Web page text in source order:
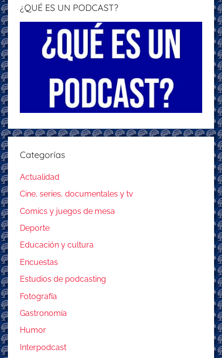
¿QUÉ ES UN PODCAST?
Categorías
Actualidad
Cine, series, documentales y tv
Comics y juegos de mesa
Deporte
Educación y cultura
Encuestas
Estudios de podcasting
Fotografía
Gastronomía
Humor
Interpodcast